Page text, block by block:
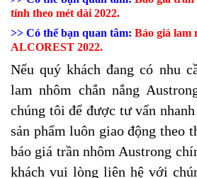
tính theo mét dài 2022.
>> Có thể bạn quan tâm: Báo giá lam
ALCOREST 2022.
Nếu quý khách đang có nhu
lam nhôm chắn nắng
chúng tôi để được tư vấn
sản phẩm luôn giao động theo
báo giá trần nhôm Austrong
khách vui lòng liên hệ với